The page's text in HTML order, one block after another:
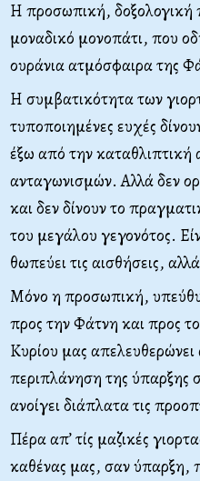
Η προσωπική, δοξολογική
μοναδικό μονοπάτι, που
ουράνια ατμόσφαιρα της
Η συμβατικότητα των
τυποποιημένες ευχές
έξω από την
ανταγωνισμών. Αλλά δεν
και δεν δίνουν το
του μεγάλου γεγονότος.
θωπεύει τις αισθήσεις,
Μόνο η προσωπική,
προς την Φάτνη και προς
Κυρίου μας
περιπλάνηση της ύπαρξης
ανοίγει διάπλατα τις
Πέρα απ’ τίς μαζικές
καθένας μας, σαν ύπαρξη,